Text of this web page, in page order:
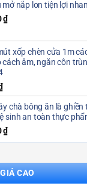
mở nắp lon tiện lợi
₫
xốp chèn cửa 1m
cách âm, ngăn côn
chà bông ăn là
sinh an toàn thực
₫
CAO